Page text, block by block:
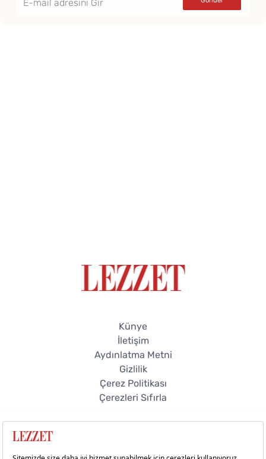
Künye
İletişim
Aydınlatma Metni
Gizlilik
Çerez Politikası
Çerezleri Sıfırla